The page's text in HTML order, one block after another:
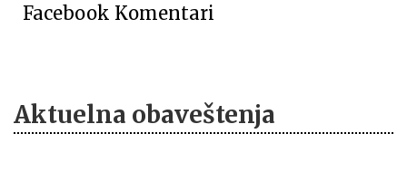
Facebook Komentari
Aktuelna obaveštenja